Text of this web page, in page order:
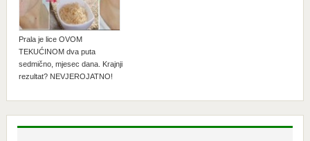
Prala je lice OVOM
TEKUĆINOM dva puta
sedmično, mjesec dana. Krajnji
rezultat? NEVJEROJATNO!